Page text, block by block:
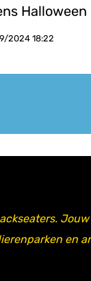
Halloween
2024 18:22
en